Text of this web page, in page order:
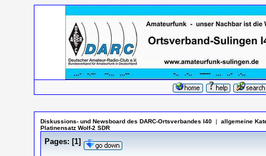
Diskussions- und Newsboard des DARC-Ortsverbandes I40 |
allgemeine
Platinensatz Wolf-2 SDR
Pages: [1]